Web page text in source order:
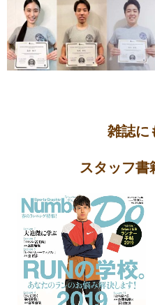
雑誌に
スタッフ書